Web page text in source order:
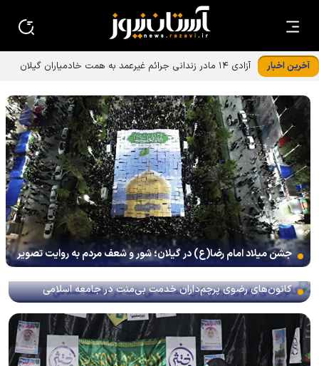
آخرین اخبار آزادی ۱۴ مادر زندانی جرائم غیرعمد به همت خادمیاران گیلان
جشن میلاد امام رضا(ع) در گیلان؛ شور و شعف مردم به روایت تصویر
کانون‌های رضوی پرچم‌داران خدمت بی‌منت در جامعه اسلامی